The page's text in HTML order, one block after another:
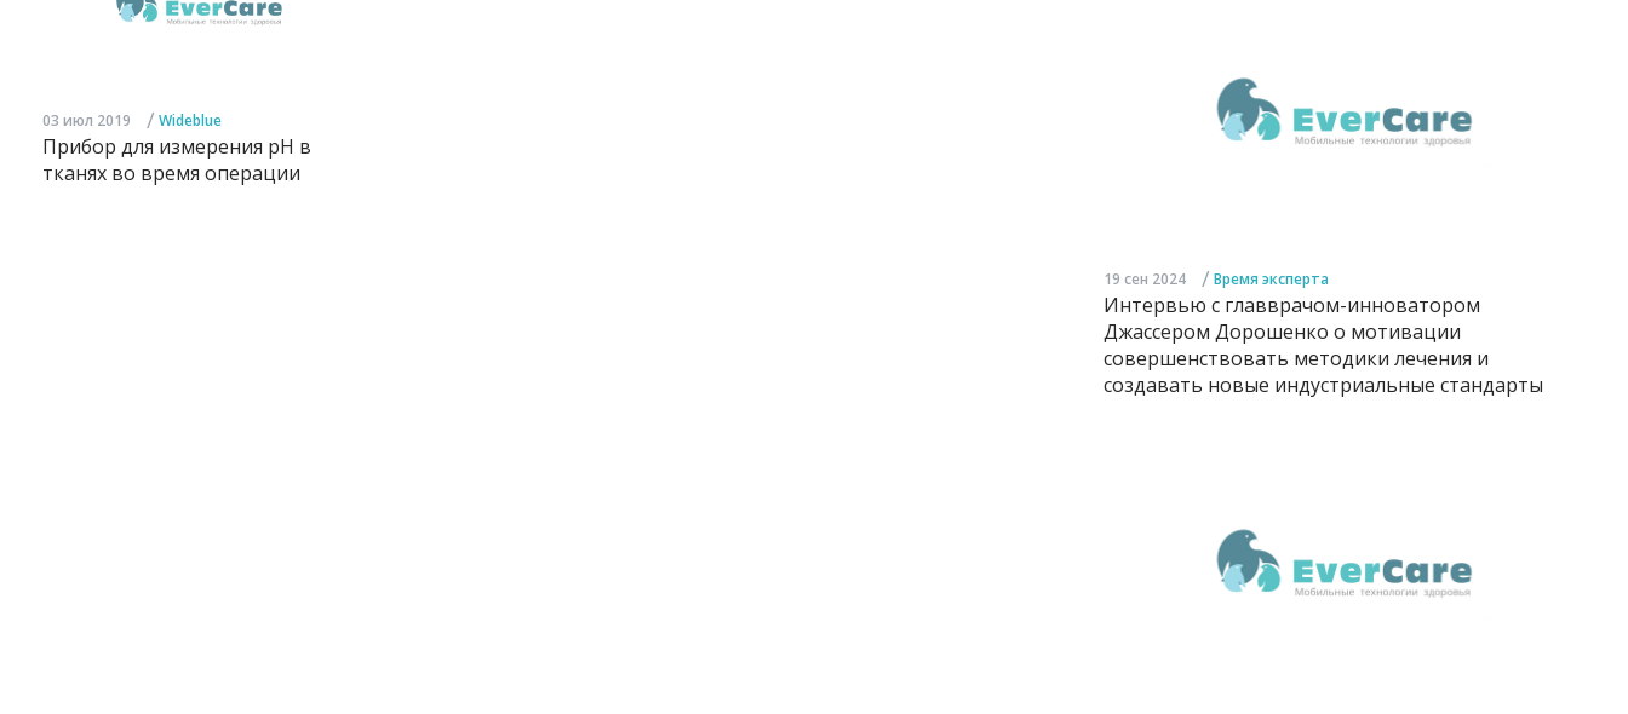
03 июл 2019 / Wideblue
Прибор для измерения pH в
тканях во время операции
19 сен 2024 / Время эксперта
Интервью с главврачом-инноватором
Джассером Дорошенко о мотивации
совершенствовать методики лечения и
создавать новые индустриальные стандарты